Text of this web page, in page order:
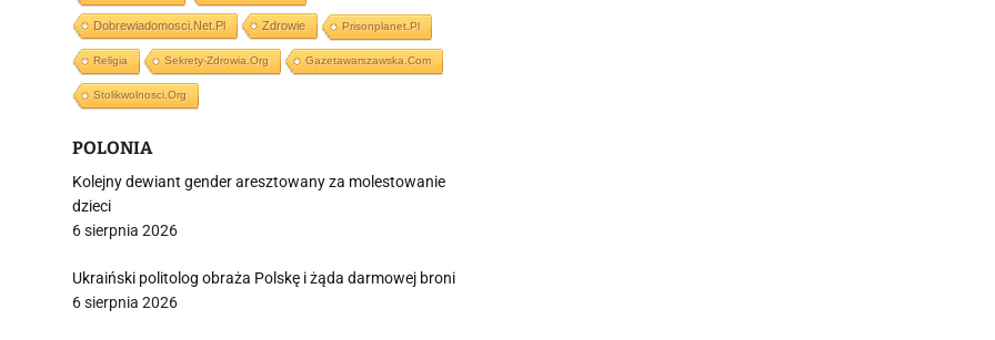
Dobrewiadomosci.net.pl Zdrowie Prisonplanet.pl
Religia Sekrety-Zdrowia.org Gazetawarszawska.com
Stolikwolnosci.org
POLONIA
Kolejny dewiant gender aresztowany za molestowanie
dzieci
6 sierpnia 2026
Ukraiński politolog obraża Polskę i żąda darmowej broni
6 sierpnia 2026